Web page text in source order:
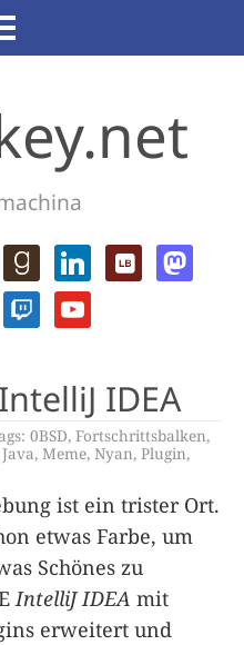
IDEA
0BSD, Fortschrittsbalken,
Java, Meme, Nyan, Plugin,
ist ein trister Ort.
etwas Farbe, um
Schönes zu
IntelliJ IDEA mit
erweitert und